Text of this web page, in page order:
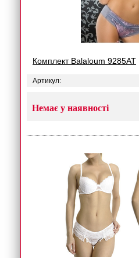
Комплект Balaloum 9285AT
Артикул:
Немає у наявності